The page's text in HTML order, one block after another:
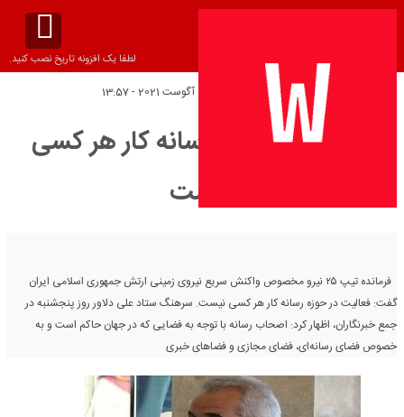
لطفا یک افزونه تاریخ نصب کنید.
تاریخ انتشار:
فعالیت در حوزه رسانه کار هر کسی
نیست
فرمانده تیپ ۲۵ نیرو مخصوص واکنش سریع نیروی زمینی ارتش جمهوری اسلامی ایران
گفت: فعالیت در حوزه رسانه کار هر کسی نیست. سرهنگ ستاد علی دلاور روز پنجشنبه در
جمع خبرنگاران، اظهار کرد: اصحاب رسانه با توجه به فضایی که در جهان حاکم است و به
خصوص فضای رسانه‌ای، فضای مجازی و فضاهای خبری